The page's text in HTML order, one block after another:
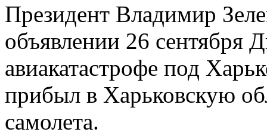
Президент Владимир
объявлении 26 сентября
авиакатастрофе под
прибыл в Харьковскую
самолета.